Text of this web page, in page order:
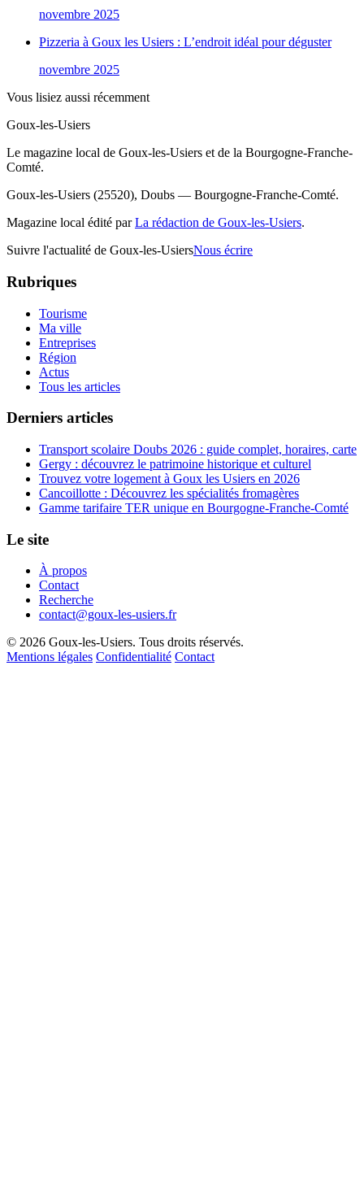
novembre 2025
Pizzeria à Goux les Usiers : L’endroit idéal pour déguster
novembre 2025
Vous lisiez aussi récemment
Goux-les-Usiers
Le magazine local de Goux-les-Usiers et de la Bourgogne-Franche-
Comté.
Goux-les-Usiers (25520), Doubs — Bourgogne-Franche-Comté.
Magazine local édité parLa rédaction de Goux-les-Usiers.
Suivre l'actualité de Goux-les-UsiersNous écrire
Rubriques
Tourisme
Ma ville
Entreprises
Région
Actus
Tous les articles
Derniers articles
Transport scolaire Doubs 2026 : guide complet, horaires, carte
Gergy : découvrez le patrimoine historique et culturel
Trouvez votre logement à Goux les Usiers en 2026
Cancoillotte : Découvrez les spécialités fromagères
Gamme tarifaire TER unique en Bourgogne-Franche-Comté
Le site
À propos
Contact
Recherche
contact@goux-les-usiers.fr
© 2026 Goux-les-Usiers. Tous droits réservés.
Mentions légales Confidentialité Contact